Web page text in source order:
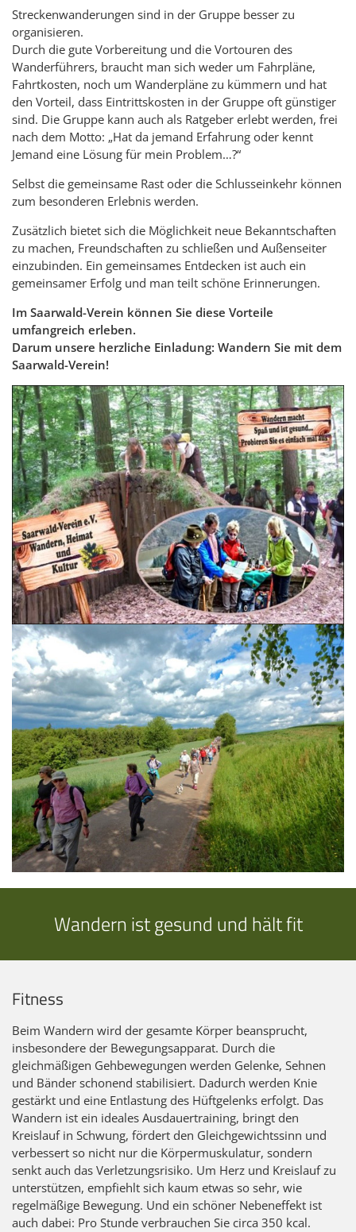
Streckenwanderungen sind in der Gruppe besser zu
organisieren.
Durch die gute Vorbereitung und die Vortouren des
Wanderführers, braucht man sich weder um Fahrpläne,
Fahrtkosten, noch um Wanderpläne zu kümmern und hat
den Vorteil, dass Eintrittskosten in der Gruppe oft günstiger
sind. Die Gruppe kann auch als Ratgeber erlebt werden, frei
nach dem Motto: „Hat da jemand Erfahrung oder kennt
Jemand eine Lösung für mein Problem…?“
Selbst die gemeinsame Rast oder die Schlusseinkehr können
zum besonderen Erlebnis werden.
Zusätzlich bietet sich die Möglichkeit neue Bekanntschaften
zu machen, Freundschaften zu schließen und Außenseiter
einzubinden. Ein gemeinsames Entdecken ist auch ein
gemeinsamer Erfolg und man teilt schöne Erinnerungen.
Im Saarwald-Verein können Sie diese Vorteile
umfangreich erleben.
Darum unsere herzliche Einladung: Wandern Sie mit dem
Saarwald-Verein!
Wandern ist gesund und hält fit
Fitness
Beim Wandern wird der gesamte Körper beansprucht,
insbesondere der Bewegungsapparat. Durch die
gleichmäßigen Gehbewegungen werden Gelenke, Sehnen
und Bänder schonend stabilisiert. Dadurch werden Knie
gestärkt und eine Entlastung des Hüftgelenks erfolgt. Das
Wandern ist ein ideales Ausdauertraining, bringt den
Kreislauf in Schwung, fördert den Gleichgewichtssinn und
verbessert so nicht nur die Körpermuskulatur, sondern
senkt auch das Verletzungsrisiko. Um Herz und Kreislauf zu
unterstützen, empfiehlt sich kaum etwas so sehr, wie
regelmäßige Bewegung. Und ein schöner Nebeneffekt ist
auch dabei: Pro Stunde verbrauchen Sie circa 350 kcal.